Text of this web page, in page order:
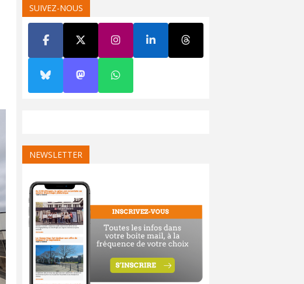
SUIVEZ-NOUS
NEWSLETTER